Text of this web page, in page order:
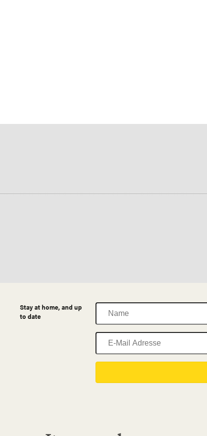
Stay at home, and up
to date
Name
E-
Mail
Adresse